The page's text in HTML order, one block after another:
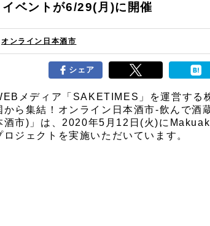
ベントが6/29(月)に開催
オンライン日本酒市
シェア
メディア「SAKETIMES」を運営する
から集結！オンライン日本酒市-飲んで酒
酒市)」は、2020年5月12日(火)に
ジェクトを実施いただいています。